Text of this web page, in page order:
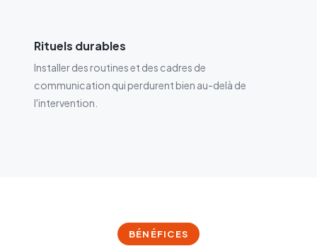
Rituels durables
Installer des routines et des cadres de
communication qui perdurent bien au-delà de
l'intervention.
BÉNÉFICES